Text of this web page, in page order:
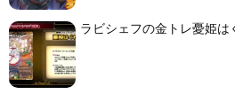
ラビシェフの金トレ憂姫は